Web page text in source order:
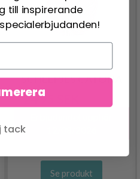
SCHEEPJES CATONA
24.95 SEK
Se produkt
till inspirerande
tack